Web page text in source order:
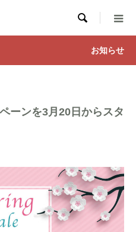

お知らせ
ーンを3月20日からスタ